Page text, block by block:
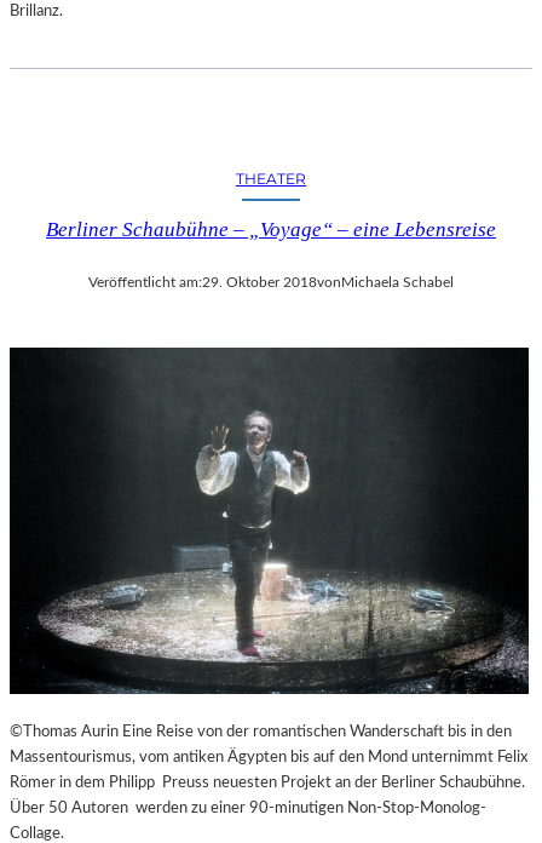
Brillanz.
THEATER
Berliner Schaubühne – „Voyage“ – eine Lebensreise
Veröffentlicht am:29. Oktober 2018von Michaela Schabel
©Thomas Aurin Eine Reise von der romantischen Wanderschaft bis in den
Massentourismus, vom antiken Ägypten bis auf den Mond unternimmt Felix
Römer in dem Philipp Preuss neuesten Projekt an der Berliner Schaubühne.
Über 50 Autoren werden zu einer 90-minutigen Non-Stop-Monolog-
Collage.